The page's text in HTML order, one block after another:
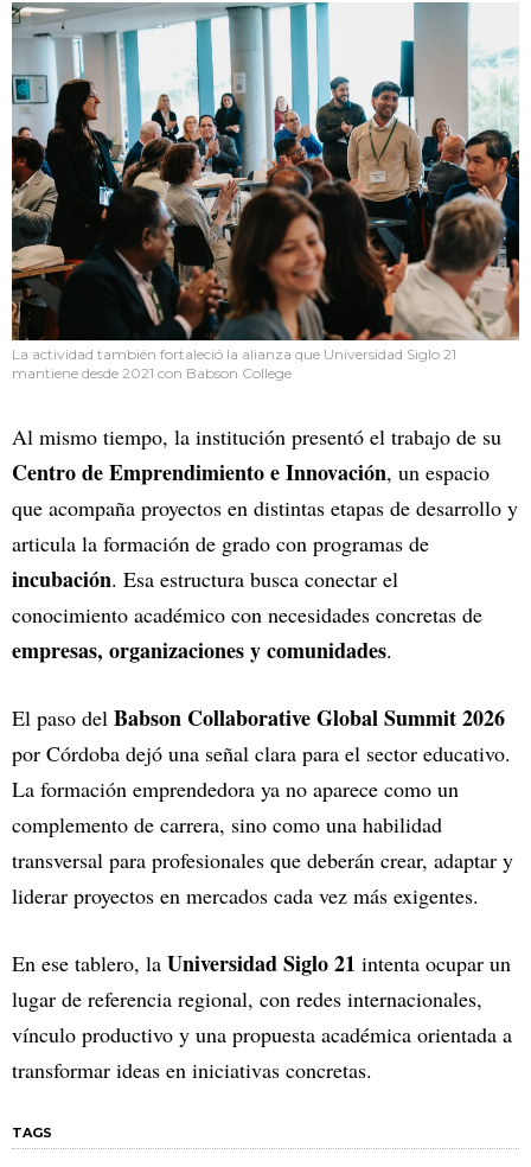
La actividad también fortaleció la alianza que Universidad Siglo 21
mantiene desde 2021 con Babson College
Al mismo tiempo, la institución presentó el trabajo de su
Centro de Emprendimiento e Innovación, un espacio
que acompaña proyectos en distintas etapas de desarrollo y
articula la formación de grado con programas de
incubación. Esa estructura busca conectar el
conocimiento académico con necesidades concretas de
empresas, organizaciones y comunidades.
El paso del Babson Collaborative Global Summit 2026
por Córdoba dejó una señal clara para el sector educativo.
La formación emprendedora ya no aparece como un
complemento de carrera, sino como una habilidad
transversal para profesionales que deberán crear, adaptar y
liderar proyectos en mercados cada vez más exigentes.
En ese tablero, la Universidad Siglo 21 intenta ocupar un
lugar de referencia regional, con redes internacionales,
vínculo productivo y una propuesta académica orientada a
transformar ideas en iniciativas concretas.
TAGS